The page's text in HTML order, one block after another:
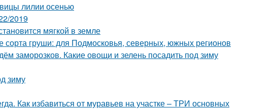
лилии осенью
2019
мягкой в земле
груши: для Подмосковья, северных, южных регионов
заморозков. Какие овощи и зелень посадить под зиму
зиму
Как избавиться от муравьев на участке – ТРИ основных